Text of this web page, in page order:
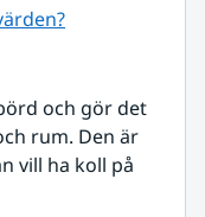
och gör det
rum. Den är
vill ha koll på